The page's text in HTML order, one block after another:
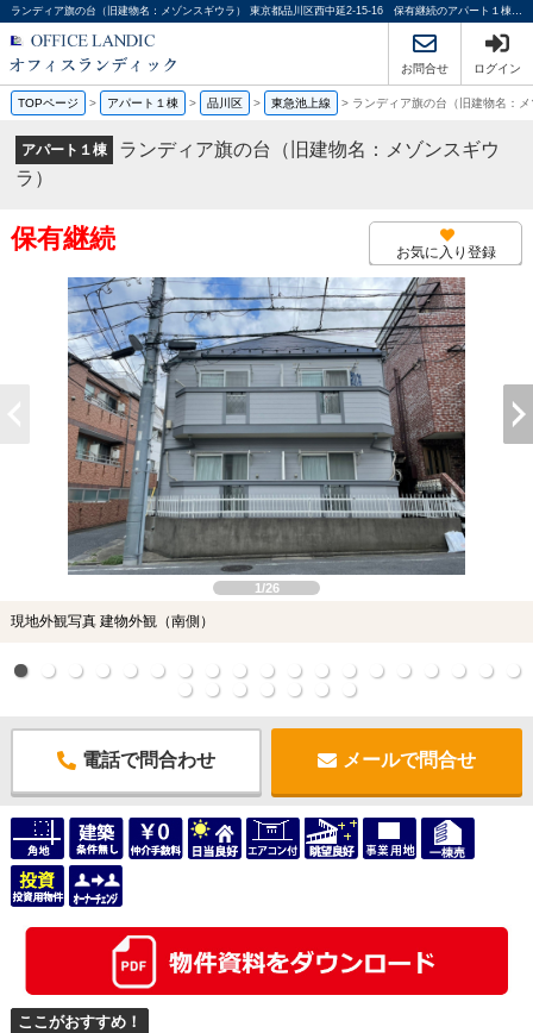
ランディア旗の台（旧建物名：メゾンスギウラ） 東京都品川区西中延2-15-16 保有継続のアパート１棟｜投資物件や収益物件｜オフィスランディック株式会社
お問合せ ログイン
TOPページ > アパート１棟 > 品川区 > 東急池上線 > ランディア旗の台（旧建物名：
アパート１棟
ランディア旗の台（旧建物名：メゾンスギウ
ラ）
保有継続 お気に入り登録
1/26
現地外観写真 建物外観（南側）
電話で問合わせ メールで問合せ
ここがおすすめ！